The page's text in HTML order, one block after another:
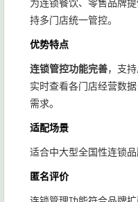
为连锁餐饮、零售品牌
持多门店统一管控。
优势特点
连锁管控功能完善，支
实时查看各门店经营数
需求。
适配场景
适合中大型全国性连锁品
匿名评价